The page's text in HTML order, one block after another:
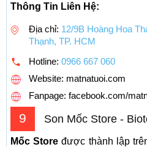
Thông Tin Liên Hệ:
Địa chỉ: 12/9B Hoàng Hoa
Thạnh, TP. HCM
Hotline: 0966 667 060
Website: matnatuoi.com
Fanpage: facebook.com/
9 Son Mốc Store -
Mốc Store được thành lập